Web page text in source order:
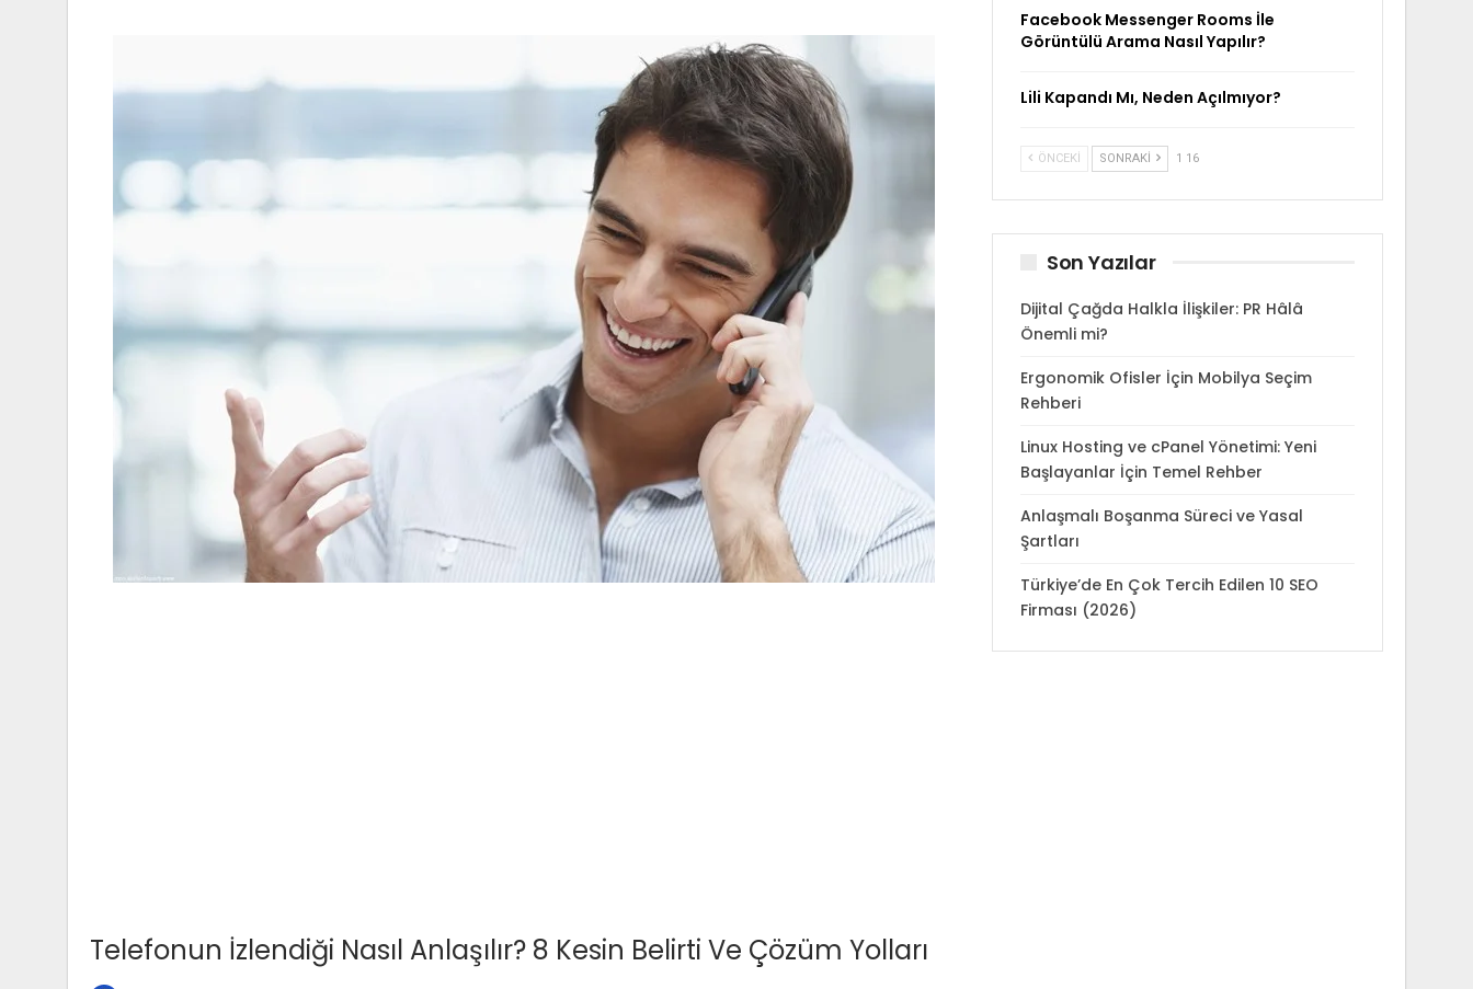
Telefonun İzlendiği Nasıl Anlaşılır? 8 Kesin Belirti Ve Çözüm Yolları
Facebook Messenger Rooms İle
Görüntülü Arama Nasıl Yapılır?
Lili Kapandı Mı, Neden Açılmıyor?
ÖNCEKI SONRAKI 1 16
Son Yazılar
Dijital Çağda Halkla İlişkiler: PR Hâlâ
Önemli mi?
Ergonomik Ofisler İçin Mobilya Seçim
Rehberi
Linux Hosting ve cPanel Yönetimi: Yeni
Başlayanlar İçin Temel Rehber
Anlaşmalı Boşanma Süreci ve Yasal
Şartları
Türkiye’de En Çok Tercih Edilen 10 SEO
Firması (2026)